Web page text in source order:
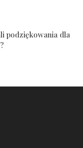
podziękowania dla